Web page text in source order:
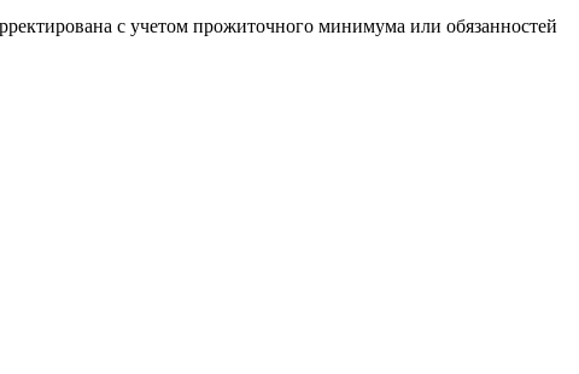
с учетом прожиточного минимума или обязанностей